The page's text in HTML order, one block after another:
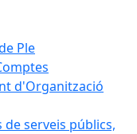
Ple
d'Organització
de serveis públics,